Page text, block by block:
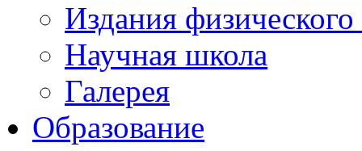
Издания физического
Научная школа
Галерея
Образование